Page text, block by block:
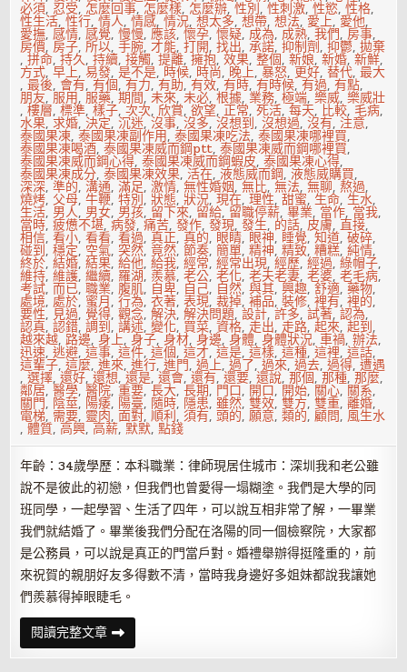
必須, 忍受, 怎麼回事, 怎麼樣, 怎麼辦,性別,性刺激,性慾,性格,
性生活,性行,情人,情感,情況,想太多,想帶,想法, 愛上, 愛他,
愛撫,感情,感覺,慢慢,應該,懷孕,懷疑,成為,成熟,我們,房事,
房價,房子,所以,手腕,才能,打開,找出,承諾,抑制劑,抑鬱,拋棄
,拼命,持久,持續,接觸,提離,擁抱,效果,整個,新娘,新婚,新鮮,
方式,早上,易發,是不是, 時候, 時尚, 晚上,暴怒, 更好,替代,最大
,最後, 會有,有個,有力,有助,有效,有時,有時候,有過,有點,
朋友,服用,服藥,期間,未來,未必,根據, 業務,極端,樂威,樂威壯
,樓層,標準,樣子,次次,欣賞,欲望,正常,死活,每天, 比較, 毛病,
水果,求婚,決定,沉迷,沒事,沒多,沒想到,沒想過,沒有, 注意,
泰國果凍,泰國果凍副作用,泰國果凍吃法,泰國果凍哪裡買,
泰國果凍喝酒,泰國果凍威而鋼ptt,泰國果凍威而鋼哪裡買,
泰國果凍威而鋼心得,泰國果凍威而鋼蝦皮,泰國果凍心得,
泰國果凍成分,泰國果凍效果,活在,液態威而鋼,液態威購買,
深深,準的,溝通,滿足,激情,無性婚姻,無比,無法,無聊,熬過,
燒烤,父母,牛鞭,特別,狀態,狀況,現在,理性,甜蜜,生命,生水,
生活, 男人, 男女, 男孩, 留下來, 留給, 留職停薪,畢業, 當作, 當我,
當時,疲憊不堪,病發,痛苦,發作,發現,發生, 的話,皮膚,直接,
相信,看小,看看,看過,真正,真的, 眼睛, 眼神, 睡覺,知道,破碎,
碰到,穩定, 空氣,突然,竟然,節奏,簡單,精神,精致,糟糕,純情,
終於,結婚,結果,給他,給我,經常,經常出現,經歷,經過,綠帽子,
維持,維護,繼續, 羅湖,羨慕,老公,老化,老夫老妻,老婆,老毛病,
考試,而已,職業,腹肌, 自卑, 自己, 自然,與其,興趣,舒適,藥物,
處境, 處於, 蜜月,行為,衣著,表現,裁掉,補品,裝修,裡有,裡的,
要性, 見過, 覺得,觀念,解決,解決問題,設計,許多,試著,認為,
認真,認錯,調到,講述,變化, 買菜,資格,走出,走路,起來,起到,
越來越,路邊,身上,身子,身材,身邊,身體,身體狀況,車禍,辦法,
迅速,逃避,這事,這件,這個,這才,這是,這樣,這種,這裡,這話,
這輩子,這麼,進來,進行,進門,過上,過了,過來,過去,過得,遭遇
,選擇,還好,還想,還是,還會,還有,還要,還說,那個,那種,那麼,
鄰居,醫學,醫院,重要,長大,長期, 門口, 開口, 開始, 關心, 關系,
關門, 陰莖, 陽痿, 陽臺, 隨時, 隱患,雖然,雙效,雙方,雙重,離婚,
電梯, 需要, 靈肉,面對,順利,須有,頭的,願意,類的,顧問, 風生水
,體質,高興,高薪, 默默,點錢
年齡：34歲學歷：本科職業：律師現居住城市：深圳我和老公雖
說不是彼此的初戀，但我們也曾愛得一塌糊塗。我們是大學的同
班同學，一起學習、生活了四年，可以說互相非常了解，一畢業
我們就結婚了。畢業後我們分配在洛陽的同一個檢察院，大家都
是公務員，可以說是真正的門當戶對。婚禮舉辦得挺隆重的，前
來祝賀的親朋好友多得數不清，當時我身邊好多姐妹都說我讓她
們羨慕得掉眼睫毛。
閱讀完整文章無
性
婚